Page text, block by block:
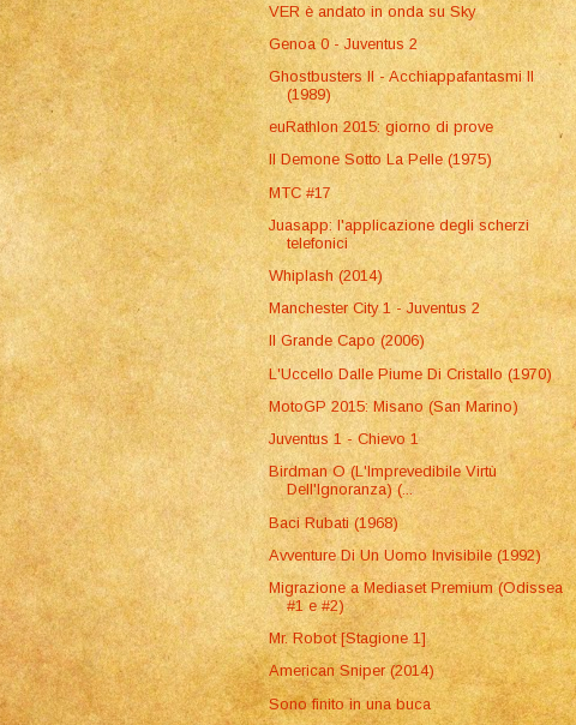
VER è andato in onda su Sky
Genoa 0 - Juventus 2
Ghostbusters II - Acchiappafantasmi II
(1989)
euRathlon 2015: giorno di prove
Il Demone Sotto La Pelle (1975)
MTC #17
Juasapp: l'applicazione degli scherzi
telefonici
Whiplash (2014)
Manchester City 1 - Juventus 2
Il Grande Capo (2006)
L'Uccello Dalle Piume Di Cristallo (1970)
MotoGP 2015: Misano (San Marino)
Juventus 1 - Chievo 1
Birdman O (L'Imprevedibile Virtù
Dell'Ignoranza) (...
Baci Rubati (1968)
Avventure Di Un Uomo Invisibile (1992)
Migrazione a Mediaset Premium (Odissea
#1 e #2)
Mr. Robot [Stagione 1]
American Sniper (2014)
Sono finito in una buca